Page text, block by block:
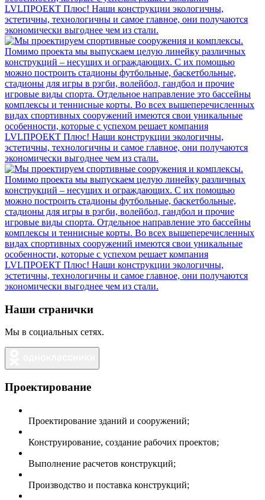
Наши странички
Мы в социальных сетях.
Проектирование
Проектирование зданий и сооружений;
Конструирование, создание рабочих проектов;
Выполнение расчетов конструкций;
Производство и поставка конструкций;